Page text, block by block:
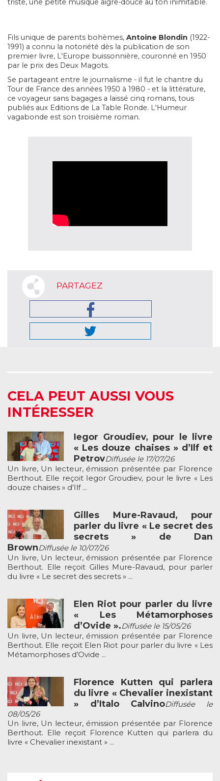
triste, une petite musique aigre-douce au ton inimitable.
Fils unique de parents bohèmes, Antoine Blondin (1922-
1991) a connu la notoriété dès la publication de son
premier livre, L'Europe buissonnière, couronné en 1950
par le prix des Deux Magots.
Se partageant entre le journalisme - il fut le chantre du
Tour de France des années 1950 à 1980 - et la littérature,
ce voyageur sans bagages a laissé cinq romans, tous
publiés aux Editions de La Table Ronde. L'Humeur
vagabonde est son troisième roman.
PARTAGEZ
CELA PEUT AUSSI VOUS
INTÉRESSER
Iegor Groudiev, pour le livre
« Les douze chaises » d’Ilf et
PetrovDiffusée le 17/07/26
Un livre, Un lecteur, émission présentée par Florence
Berthout. Elle reçoit Iegor Groudiev, pour le livre « Les
douze chaises » d’Ilf ...
Gilles Mure-Ravaud, pour
parler du livre « Le secret des
secrets » de Dan
BrownDiffusée le 10/07/26
Un livre, Un lecteur, émission présentée par Florence
Berthout. Elle reçoit Gilles Mure-Ravaud, pour parler
du livre « Le secret des secrets » ...
Elen Riot pour parler du livre
« Les Métamorphoses
d’Ovide ».Diffusée le 15/05/26
Un livre, Un lecteur, émission présentée par Florence
Berthout. Elle reçoit Elen Riot pour parler du livre « Les
Métamorphoses d’Ovide ...
Florence Kutten qui parlera
du livre « Chevalier inexistant
» d’Italo CalvinoDiffusée le
08/05/26
Un livre, Un lecteur, émission présentée par Florence
Berthout. Elle reçoit Florence Kutten qui parlera du
livre « Chevalier inexistant » ...